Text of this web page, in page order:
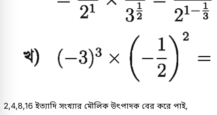
2,4,8,16 ইত্যাদি সংখ্যার মৌলিক উৎপাদক বের করে পাই,